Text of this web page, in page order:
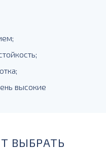
высокие
ВЫБРАТЬ